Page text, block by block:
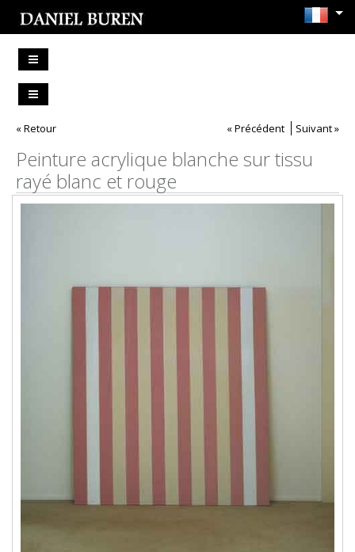
« Retour « Précédent Suivant »
Peinture acrylique blanche sur tissu
rayé blanc et rouge